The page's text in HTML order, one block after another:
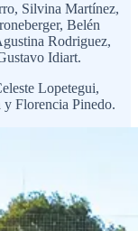
Silvina Martínez,
Belén
Rodriguez,
Idiart.
Lopetegui,
Florencia Pinedo.